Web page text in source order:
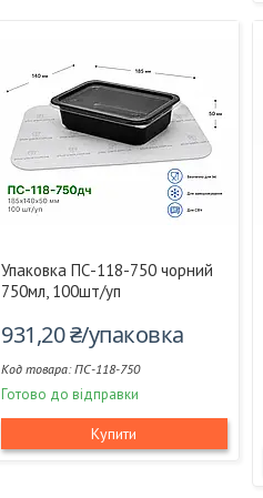
Упаковка ПС-118-750 чорний
750мл, 100шт/уп
931,20 ₴/упаковка
ПС-118-750
Готово до відправки
Купити